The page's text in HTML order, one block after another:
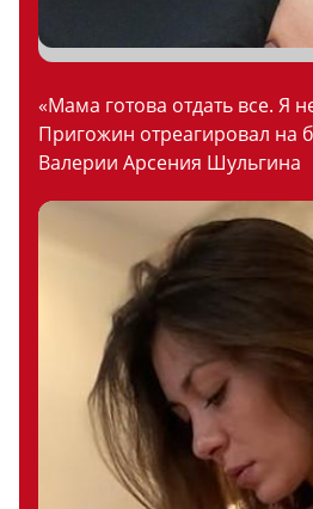
«Мама готова отдать все. Я
Пригожин отреагировал на
Валерии Арсения Шульгина